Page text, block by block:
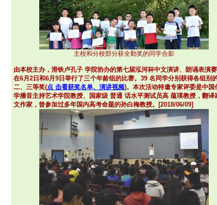
主校和分校部分获全勤奖的同学合影
由本校主办，滑铁卢孔子 学院协办的第七届泓河杯中文演讲、朗诵表演
在6月2日和6月9日举行了三个年龄组的比赛。39 名同学分别获得各组别
二、三等奖(点 击看获奖名单、演讲视频)。 本次活动特邀专家评委是中国
学播音主持艺术学院教授、国家级 普通 话水平测试员高 蕴瑛教授，翻译
文作家，曾参加过多年国内高考命题的孙白梅教授。
[2018/06/09]